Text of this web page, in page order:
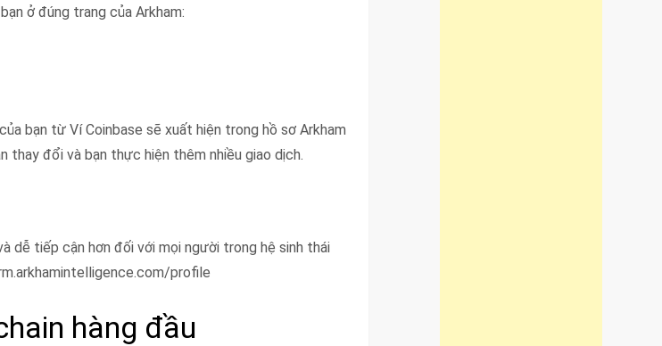
ở đúng trang của Arkham:
bạn từ Ví Coinbase sẽ xuất hiện trong hồ sơ Arkham
thay đổi và bạn thực hiện thêm nhiều giao dịch.
dễ tiếp cận hơn đối với mọi người trong hệ sinh thái
profile
hàng đầu